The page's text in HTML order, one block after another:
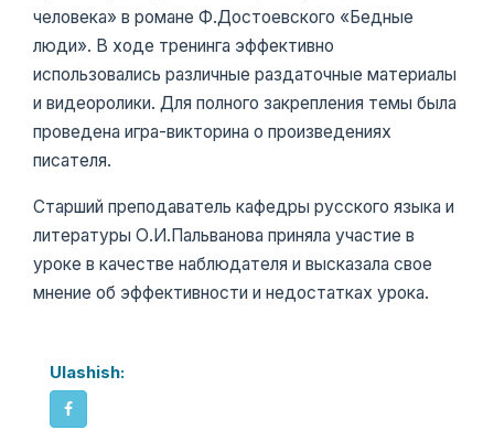
человека» в романе Ф.Достоевского «Бедные
люди». В ходе тренинга эффективно
использовались различные раздаточные материалы
и видеоролики. Для полного закрепления темы была
проведена игра-викторина о произведениях
писателя.
Старший преподаватель кафедры русского языка и
литературы О.И.Пальванова приняла участие в
уроке в качестве наблюдателя и высказала свое
мнение об эффективности и недостатках урока.
Ulashish: